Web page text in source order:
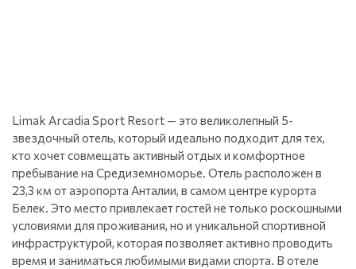
Limak Arcadia Sport Resort — это великолепный 5-
звездочный отель, который идеально подходит для тех,
кто хочет совмещать активный отдых и комфортное
пребывание на Средиземноморье. Отель расположен в
23,3 км от аэропорта Анталии, в самом центре курорта
Белек. Это место привлекает гостей не только роскошными
условиями для проживания, но и уникальной спортивной
инфраструктурой, которая позволяет активно проводить
время и заниматься любимыми видами спорта. В отеле